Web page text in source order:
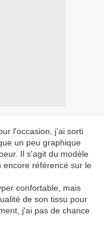
l'occasion, j'ai sorti
un peu graphique
Il s'agit du modèle
encore référencé sur le
confortable, mais
de son tissu pour
j'ai pas de chance